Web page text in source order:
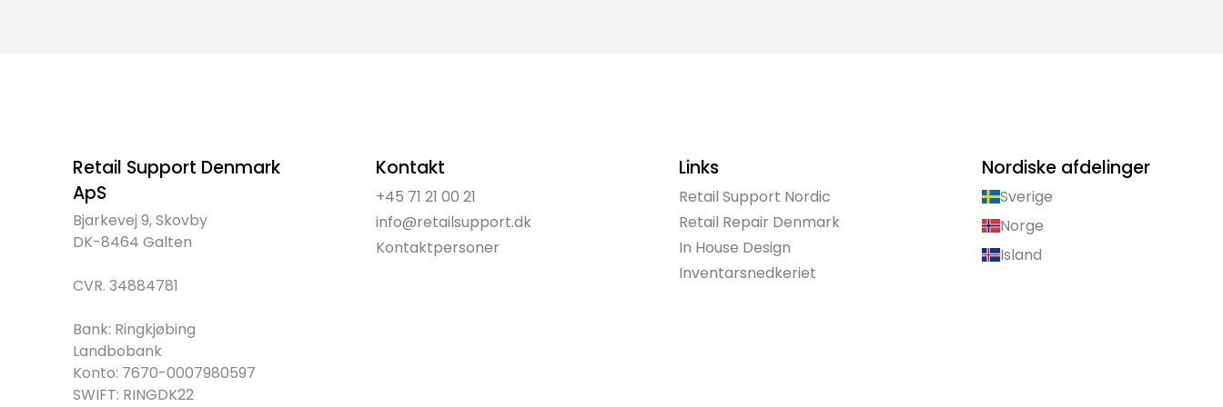
Retail Support Denmark
ApS
Bjarkevej 9, Skovby
DK-8464 Galten
CVR. 34884781
Bank: Ringkjøbing
Landbobank
Konto: 7670-0007980597
SWIFT: RINGDK22
Kontakt
+45 71 21 00 21
info@retailsupport.dk
Kontaktpersoner
Links
Retail Support Nordic
Retail Repair Denmark
In House Design
Inventarsnedkeriet
Nordiske afdelinger
Sverige
Norge
Island